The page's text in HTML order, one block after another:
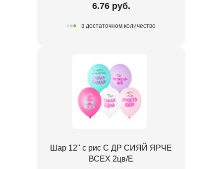
6.76 руб.
в достаточном количестве
Шар 12" с рис С ДР СИЯЙ ЯРЧЕ
ВСЕХ 2цв/E